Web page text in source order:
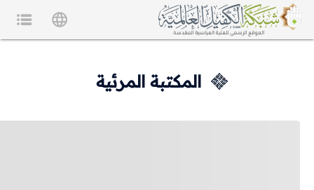
المكتبة المرئية